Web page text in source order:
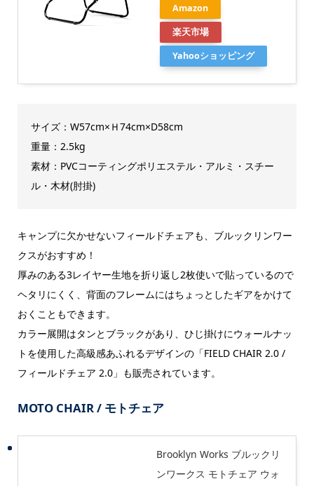
Amazon
楽天市場
Yahooショッピング
サイズ：W57cm×Ｈ74cm×D58cm
重量：2.5kg
素材：PVCコーティングポリエステル・アルミ・スチー
ル・木材(肘掛)
キャンプに欠かせないフィールドチェアも、ブルックリンワー
クスがおすすめ！
厚みのある3レイヤー生地を折り返し2枚使いで貼っているので
ヘタリにくく、背面のフレームにはちょっとしたギアをかけて
おくこともできます。
カラー展開はタンとブラックがあり、ひじ掛けにウォールナッ
トを使用した高級感あふれるデザインの「FIELD CHAIR 2.0 /
フィールドチェア 2.0」も販売されています。
MOTO CHAIR / モトチェア
Brooklyn Works ブルックリ
ンワークス モトチェア ウォ